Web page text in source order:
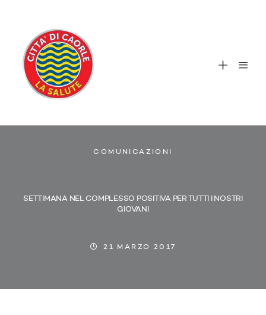
COMUNICAZIONI
SETTIMANA NEL COMPLESSO POSITIVA PER TUTTI I NOSTRI
GIOVANI
21 MARZO 2017